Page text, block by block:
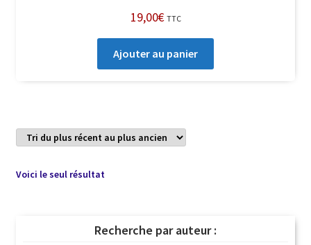
19,00€ TTC
Ajouter au panier
Voici le seul résultat
Recherche par auteur :